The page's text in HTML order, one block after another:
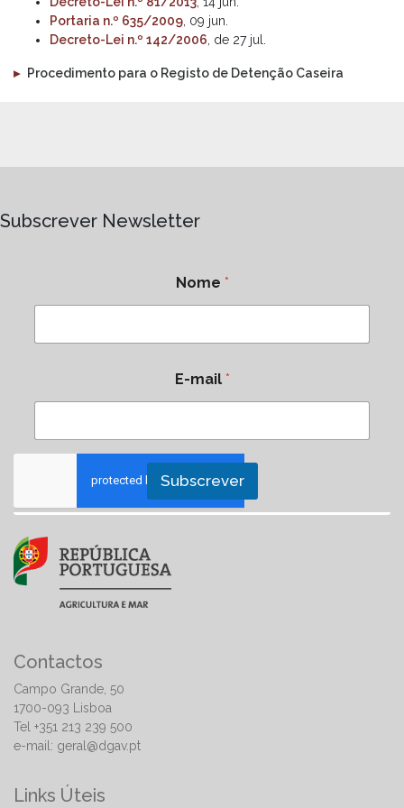
Portaria n.º 635/2009 , 09 jun.
Decreto-Lei n.º 142/2006 , de 27 jul.
▸ Procedimento para o Registo de Detenção Caseira
Subscrever Newsletter
Nome *
E-mail *
Subscrever
Contactos
Campo Grande, 50
1700-093 Lisboa
Tel +351 213 239 500
e-mail: geral@dgav.pt
Links Úteis